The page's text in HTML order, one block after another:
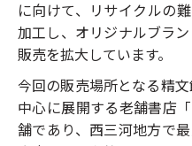
に向けて、リサイクルの
加工し、オリジナルブラ
販売を拡大しています。
今回の販売場所となる精
中心に展開する老舗書店
舗であり、西三河地方で